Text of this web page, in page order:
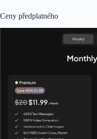
Ceny předplatného